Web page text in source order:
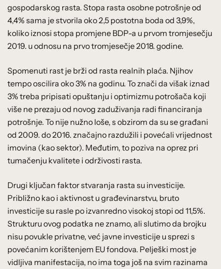
gospodarskog rasta. Stopa rasta osobne potrošnje od
4,4% sama je stvorila oko 2,5 postotna boda od 3,9%,
koliko iznosi stopa promjene BDP-a u prvom tromjesečju
2019. u odnosu na prvo tromjesečje 2018. godine.
Spomenuti rast je brži od rasta realnih plaća. Njihov
tempo oscilira oko 3% na godinu. To znači da višak iznad
3% treba pripisati opuštanju i optimizmu potrošača koji
više ne prezaju od novog zaduživanja radi financiranja
potrošnje. To nije nužno loše, s obzirom da su se građani
od 2009. do 2016. značajno razdužili i povećali vrijednost
imovina (kao sektor). Međutim, to poziva na oprez pri
tumačenju kvalitete i održivosti rasta.
Drugi ključan faktor stvaranja rasta su investicije.
Približno kao i aktivnost u građevinarstvu, bruto
investicije su rasle po izvanredno visokoj stopi od 11,5%.
Strukturu ovog podatka ne znamo, ali slutimo da brojku
nisu povukle privatne, već javne investicije u sprezi s
povećanim korištenjem EU fondova. Pelješki most je
vidljiva manifestacija, no ima toga još na svim razinama